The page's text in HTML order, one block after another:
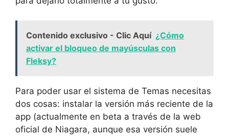
Contenido exclusivo - Clic Aquí ¿Cómo
activar el bloqueo de mayúsculas con
Fleksy?
Para poder usar el sistema de Temas necesitas
dos cosas: instalar la versión más reciente de la
app (actualmente en beta a través de la web
oficial de Niagara, aunque esa versión suele